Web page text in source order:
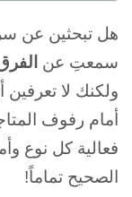
هل تبحثين عن
سمعتِ عن
ولكنك لا تعرفين
أمام رفوف
فعالية كل نوع
الصحيح تماماً!